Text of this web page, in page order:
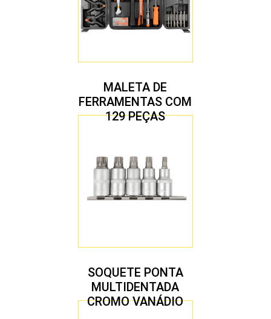
MALETA DE
FERRAMENTAS COM
129 PEÇAS
SOQUETE PONTA
MULTIDENTADA
CROMO VANÁDIO